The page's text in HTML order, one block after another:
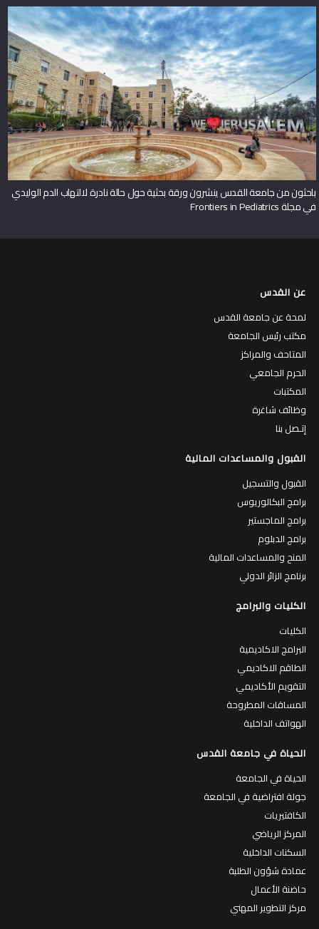
باحثون من جامعة القدس ينشرون ورقة بحثية حول حالة نادرة لالتهاب الدم الوليدي
في مجلة Frontiers in Pediatrics
عن القدس
لمحة عن جامعة القدس
مكتب رئيس الجامعة
المتاحف والمراكز
الحرم الجامعي
المكتبات
وظائف شاغرة
إتـصل بنا
القبول والمساعدات المالية
القبول والتسجيل
برامج البكالوريوس
برامج الماجستير
برامج الدبلوم
المنح والمساعدات المالية
برنامج الزائر الدولي
الكليات والبرامج
الكليات
البرامج الاكاديمية
الطاقم الاكاديمي
التقويم الأكاديمي
المساقات المطروحة
الهواتف الداخلية
الحياة في جامعة القدس
الحياة في الجامعة
جولة افتراضية في الجامعة
الكافتيريات
المركز الرياضي
السكنات الداخلية
عمادة شؤون الطلبة
حاضنة الأعمال
مركز التطوير المهني